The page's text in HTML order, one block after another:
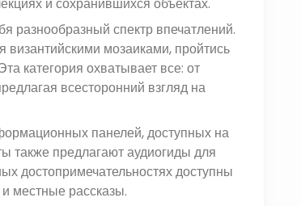
разнообразный спектр впечатлений.
византийскими мозаиками, пройтись
категория охватывает все: от
всесторонний взгляд на
панелей, доступных на
также предлагают аудиогиды для
достопримечательностях доступны
местные рассказы.